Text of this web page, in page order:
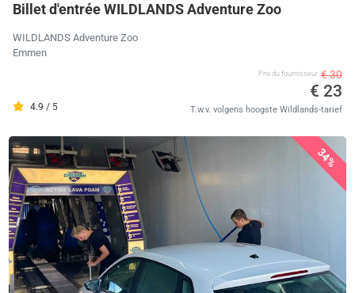
Billet d'entrée WILDLANDS Adventure Zoo
WILDLANDS Adventure Zoo
Emmen
4.9 / 5
Prix ​​du fournisseur € 30
€ 23
T.w.v. volgens hoogste Wildlands-tarief
34%